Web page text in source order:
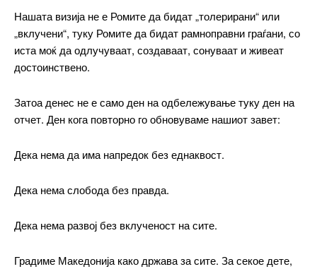
Нашата визија не е Ромите да бидат „толерирани“ или
„вклучени“, туку Ромите да бидат рамноправни граѓани, со
иста моќ да одлучуваат, создаваат, сонуваат и живеат
достоинствено.
Затоа денес не е само ден на одбележување туку ден на
отчет. Ден кога повторно го обновуваме нашиот завет:
Дека нема да има напредок без еднаквост.
Дека нема слобода без правда.
Дека нема развој без вклученост на сите.
Градиме Македонија како држава за сите. За секое дете,